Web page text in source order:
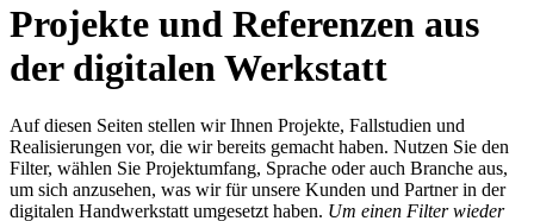
Projekte und Referenzen aus
der digitalen Werkstatt
Auf diesen Seiten stellen wir Ihnen Projekte, Fallstudien und
Realisierungen vor, die wir bereits gemacht haben. Nutzen Sie den
Filter, wählen Sie Projektumfang, Sprache oder auch Branche aus,
um sich anzusehen, was wir für unsere Kunden und Partner in der
digitalen Handwerkstatt umgesetzt haben. Um einen Filter wieder